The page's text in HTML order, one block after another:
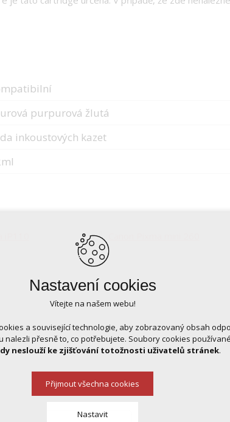
purpurová žlutá
inkoustových kazet
Nastavení cookies
Vítejte na našem webu!
a související technologie, aby zobrazovaný obsah
nalezli přesně to, co potřebujete. Soubory cookies
neslouží ke zjišťování totožnosti uživatelů stránek.
Přijmout všechna cookies
Nastavit